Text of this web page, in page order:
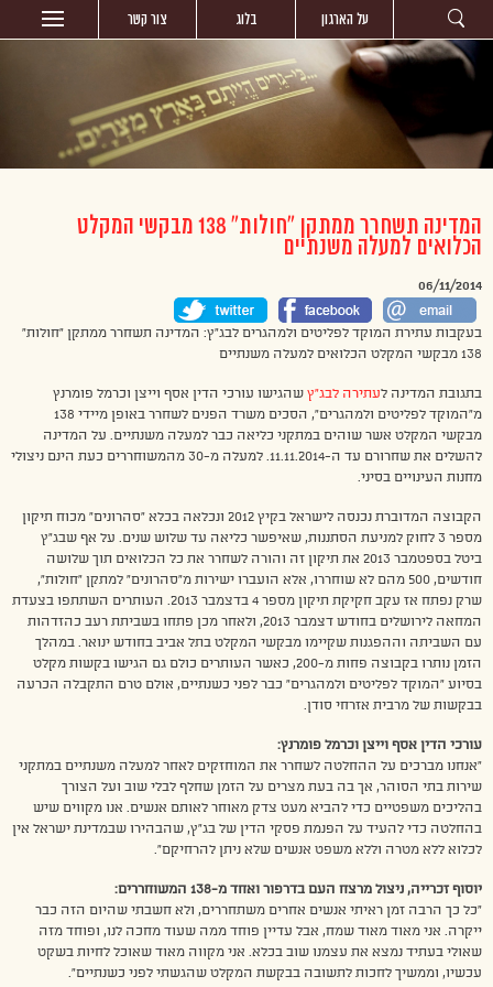
על הארגון בלוג צור קשר
המדינה תשחרר ממתקן “חולות” 138 מבקשי המקלט
הכלואים למעלה משנתיים
06/11/2014
בעקבות עתירת המוקד לפליטים ולמהגרים לבג”ץ: המדינה תשחרר ממתקן “חולות”
138 מבקשי המקלט הכלואים למעלה משנתיים
בתגובת המדינה לעתירה לבג”ץ שהגישו עורכי הדין אסף וייצן וכרמל פומרנץ
מ”המוקד לפליטים ולמהגרים”, הסכים משרד הפנים לשחרר באופן מיידי 138
מבקשי המקלט אשר שוהים במתקני כליאה כבר למעלה משנתיים. על המדינה
להשלים את שחרורם עד ה-11.11.2014. למעלה מ-30 מהמשוחררים כעת הינם ניצולי
מחנות העינויים בסיני.
הקבוצה המדוברת נכנסה לישראל בקיץ 2012 ונכלאה בכלא “סהרונים” מכוח תיקון
מספר 3 לחוק למניעת הסתננות, שאיפשר כליאה עד שלוש שנים. על אף שבג”ץ
ביטל בספטמבר 2013 את תיקון זה והורה לשחרר את כל הכלואים תוך שלושה
חודשים, 500 מהם לא שוחררו, אלא הועברו ישירות מ”סהרונים” למתקן “חולות”,
שרק נפתח אז עקב חקיקת תיקון מספר 4 בדצמבר 2013. העותרים השתתפו בצעדת
המחאה לירושלים בחודש דצמבר 2013, ולאחר מכן פתחו בשביתת רעב כהזדהות
עם השביתה וההפגנות שקיימו מבקשי המקלט בתל אביב בחודש ינואר. במהלך
הזמן נותרו בקבוצה פחות מ-200, כאשר העותרים כולם גם הגישו בקשות מקלט
בסיוע “המוקד לפליטים ולמהגרים” כבר לפני כשנתיים, אולם טרם התקבלה הכרעה
בבקשות של מרבית אזרחי סודן.
עורכי הדין אסף וייצן וכרמל פומרנץ:
“אנחנו מברכים על ההחלטה לשחרר את המוחזקים לאחר למעלה משנתיים במתקני
שירות בתי הסוהר, אך בה בעת מצרים על הזמן שחלף לבלי שוב ועל הצורך
בהליכים משפטיים כדי להביא מעט צדק מאוחר לאותם אנשים. אנו מקווים שיש
בהחלטה כדי להעיד על הפנמת פסקי הדין של בג”ץ, שהבהירו שבמדינת ישראל אין
לכלוא ללא מטרה וללא משפט אנשים שלא ניתן להרחיקם”.
יוסוף זכרייה, ניצול מרצח העם בדרפור ואחד מ-138 המשוחררים:
“כל כך הרבה זמן ראיתי אנשים אחרים משתחררים, ולא חשבתי שהיום הזה כבר
ייקרה. אני מאוד מאוד שמח, אבל עדיין פוחד ממה שעוד מחכה לנו, ופוחד מזה
שאולי בעתיד נמצא את עצמנו שוב בכלא. אני מקווה מאוד שאוכל לחיות בשקט
עכשיו, וממשיך לחכות לתשובה בבקשת המקלט שהגשתי לפני כשנתיים”.